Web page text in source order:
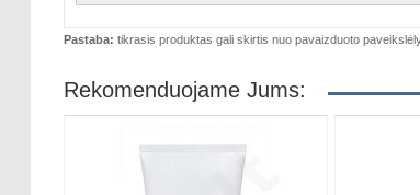
Pastaba: tikrasis produktas gali skirtis nuo pavaizduoto
Rekomenduojame Jums: